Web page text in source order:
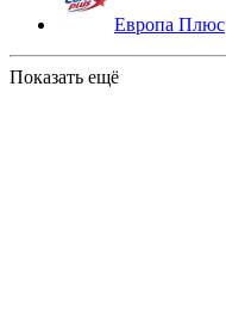
Европа Плюс
Показать ещё